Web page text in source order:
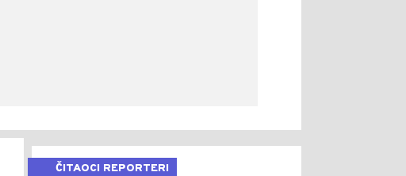
ČITAOCI REPORTERI